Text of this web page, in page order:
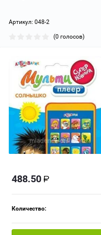
Артикул: 048-2
(0 голосов)
488.50
Количество: